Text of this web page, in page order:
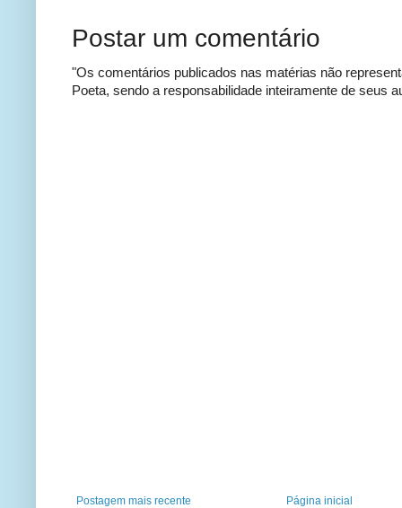
Postar um comentário
"Os comentários publicados nas matérias não
Poeta, sendo a responsabilidade inteiramente de seus
Postagem mais recente Página inicial